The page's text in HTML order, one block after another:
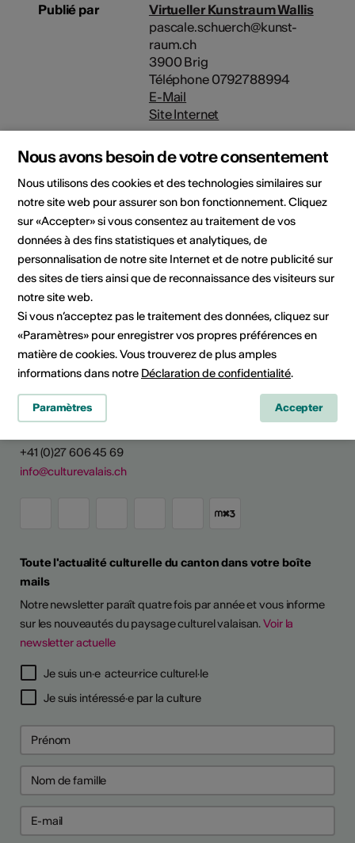
Publié par
Virtueller Kunstraum Wallis
pascale.schuerch@kunst-
raum.ch
3900 Brig
Téléphone 0792788994
E-Mail
Site Internet
Domaine
Domaine culturel
Catégorie
Appels à projet / concours
Partager l'actualité
Culture Valais
Rue de Lausanne 45
+41 (0)27 606 45 69
info@culturevalais.ch
Toute l'actualité culturelle du canton dans votre boîte
mails
Notre newsletter paraît quatre fois par année et vous informe
sur les nouveautés du paysage culturel valaisan.Voir la
newsletter actuelle
Je suis un·e acteur·rice culturel·le
Je suis intéressé·e par la culture
Nous avons besoin de votre consentement
Nous utilisons des cookies et des technologies similaires sur
notre site web pour assurer son bon fonctionnement. Cliquez
sur «Accepter» si vous consentez au traitement de vos
données à des fins statistiques et analytiques, de
personnalisation de notre site Internet et de notre publicité sur
des sites de tiers ainsi que de reconnaissance des visiteurs sur
notre site web.
Si vous n’acceptez pas le traitement des données, cliquez sur
«Paramètres» pour enregistrer vos propres préférences en
matière de cookies. Vous trouverez de plus amples
informations dans notre Déclaration de confidentialité.
Paramètres Accepter